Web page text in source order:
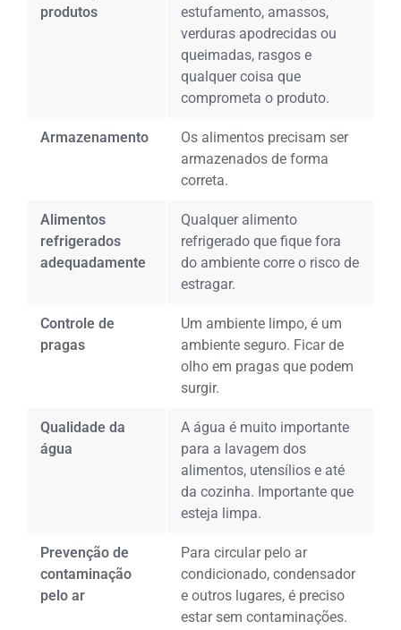
produtos
estufamento, amassos,
verduras apodrecidas ou
queimadas, rasgos e
qualquer coisa que
comprometa o produto.
Armazenamento
Os alimentos precisam ser
armazenados de forma
correta.
Alimentos
refrigerados
adequadamente
Qualquer alimento
refrigerado que fique fora
do ambiente corre o risco de
estragar.
Controle de
pragas
Um ambiente limpo, é um
ambiente seguro. Ficar de
olho em pragas que podem
surgir.
Qualidade da
água
A água é muito importante
para a lavagem dos
alimentos, utensílios e até
da cozinha. Importante que
esteja limpa.
Prevenção de
contaminação
pelo ar
Para circular pelo ar
condicionado, condensador
e outros lugares, é preciso
estar sem contaminações.